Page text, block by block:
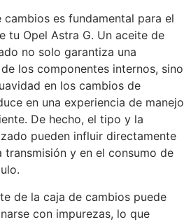
es fundamental para el
tu Opel Astra G. Un aceite de
no solo garantiza una
los componentes internos, sino
en los cambios de
en una experiencia de manejo
De hecho, el tipo y la
pueden influir directamente
y en el consumo de
de la caja de cambios puede
con impurezas, lo que